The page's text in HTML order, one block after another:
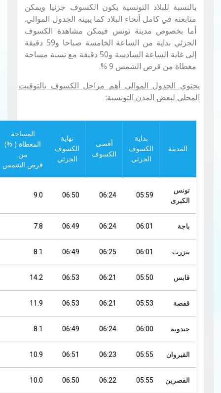
بالنسبة للبلاد التونسية يكون الكسوف جزئيا ويمكن
متابعته في كامل أنحاء البلاد كما يبينه الجدول الموالي.
أما بخصوص مدينة تونس فيمكن مشاهدة الكسوف
الجزئي بداية من الساعة الخامسة صباحا و59 دقيقة
إلى غاية الساعة السادسة و50 دقيقة مع نسبة مساحة
مغطاة من قرص الشمس 9 %.
يحتوي الجدول الموالي أهم مراحل الكسوف بالتوقيت
المحلي لبعض المدن التونسية:
المدينة
بداية
الكسوف
الجزئي
أقصى
الكسوف
نهاية
الكسوف
الجزئي
المساحة
المغطاة ( %)
من
قرص الشمس
تونس
الكبرى
05:59
06:24
06:50
9.0
باجة 06:01
06:24
06:49
7.8
بنزرت 06:01
06:25
06:49
8.1
قابس 05:50
06:21
06:53
14.2
قفصة 05:53
06:21
06:53
11.9
جندوبة 06:00
06:24
06:49
8.1
القيروان 05:55
06:23
06:51
10.9
القصرين 05:55
06:22
06:50
10.0